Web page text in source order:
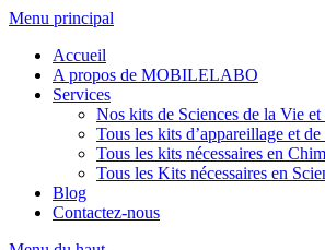
Aller
contenu
Menu principal
Accueil
A propos de MOBILELABO
Services
Nos kits de Sciences de la Vie et
Tous les kits d’appareillage et
Tous les kits nécessaires en
Tous les Kits nécessaires en
Blog
Contactez-nous